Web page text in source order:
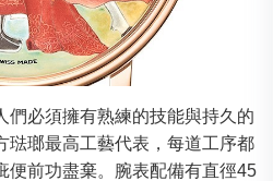
們必須擁有熟練的技能與持久的
琺瑯最高工藝代表，每道工序都
便前功盡棄。腕表配備有直徑45